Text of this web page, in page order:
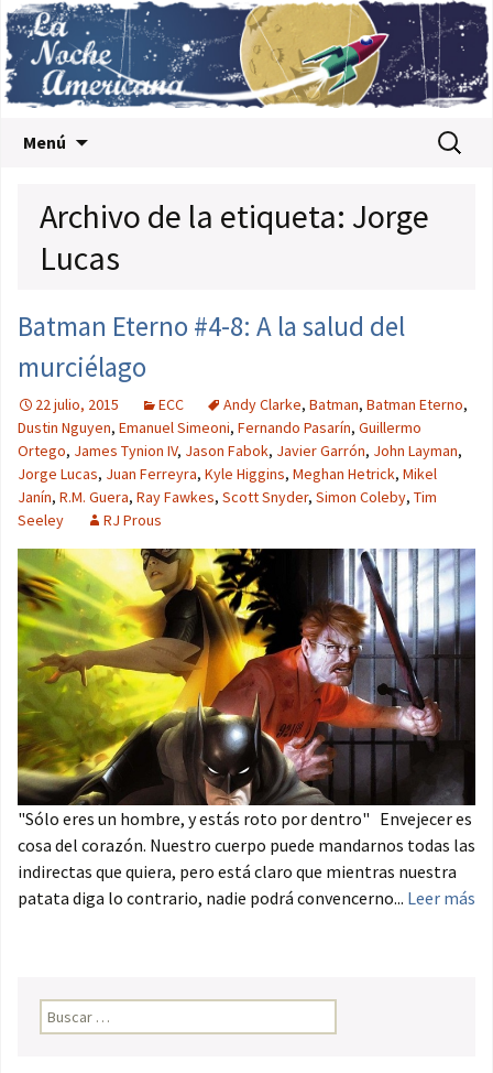
Menú Buscar:
Archivo de la etiqueta: Jorge
Lucas
Batman Eterno #4-8: A la salud del
murciélago
22 julio, 2015 ECC Andy Clarke, Batman, Batman Eterno,
Dustin Nguyen, Emanuel Simeoni, Fernando Pasarín, Guillermo
Ortego, James Tynion IV, Jason Fabok, Javier Garrón, John Layman,
Jorge Lucas, Juan Ferreyra, Kyle Higgins, Meghan Hetrick, Mikel
Janín, R.M. Guera, Ray Fawkes, Scott Snyder, Simon Coleby, Tim
Seeley
RJ Prous
"Sólo eres un hombre, y estás roto por dentro" Envejecer es
cosa del corazón. Nuestro cuerpo puede mandarnos todas las
indirectas que quiera, pero está claro que mientras nuestra
patata diga lo contrario, nadie podrá convencerno... Leer más
Buscar: